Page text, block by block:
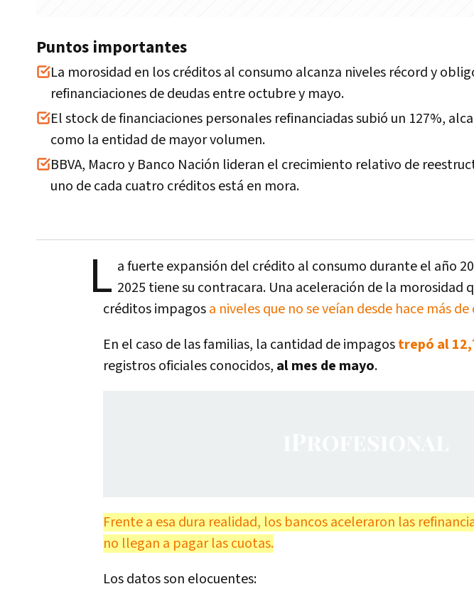
Puntos importantes
La morosidad en los créditos al consumo alcanza niveles récord y
refinanciaciones de deudas entre octubre y mayo.
El stock de financiaciones personales refinanciadas subió un 127%,
como la entidad de mayor volumen.
BBVA, Macro y Banco Nación lideran el crecimiento relativo de
uno de cada cuatro créditos está en mora.
L a fuerte expansión del crédito al consumo durante el año
2025 tiene su contracara. Una aceleración de la morosidad
créditos impagosa niveles que no se veían desde hace más de
En el caso de las familias, la cantidad de impagostrepó al
registros oficiales conocidos, al mes de mayo.
Frente a esa dura realidad, los bancos aceleraron las
no llegan a pagar las cuotas.
Los datos son elocuentes: